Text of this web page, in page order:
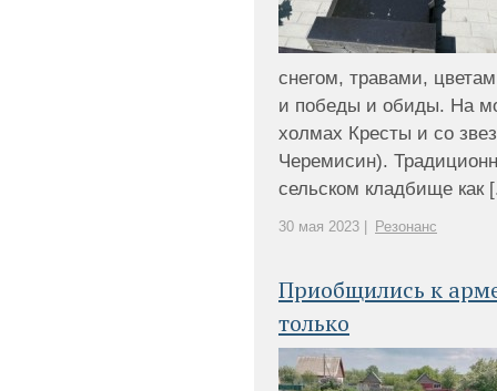
снегом, травами,
и победы и обиды. На
холмах Кресты и со
Черемисин).
сельском кладбище как
30 мая 2023 | Резонанс
Приобщились к
только